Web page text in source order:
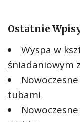
Ostatnie
Wyspa w
śniadaniowym
tubami